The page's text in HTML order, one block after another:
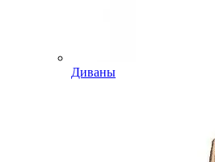
Диваны